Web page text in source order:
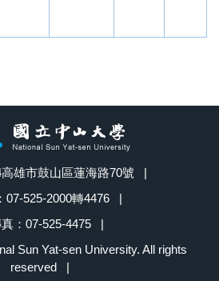
雄市鼓山區蓮海路70號 |
525-2000轉4476 |
：07-525-4475 |
Sun Yat-sen University. All rights
reserved |